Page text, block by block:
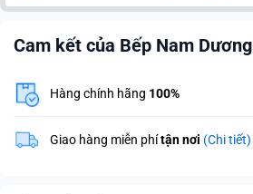
Cam kết của Bếp Nam Dương
Hàng chính hãng 100%
Giao hàng miễn phítận nơi (Chi tiết)